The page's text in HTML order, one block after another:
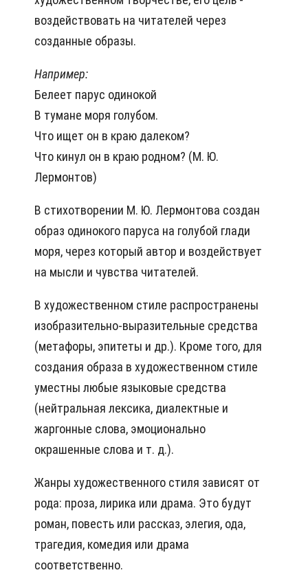
воздействовать на читателей через
созданные образы.
Например:
Белеет парус одинокой
В тумане моря голубом.
Что ищет он в краю далеком?
Что кинул он в краю родном? (М. Ю.
Лермонтов)
В стихотворении М. Ю. Лермонтова создан
образ одинокого паруса на голубой глади
моря, через который автор и воздействует
на мысли и чувства читателей.
В художественном стиле распространены
изобразительно-выразительные средства
(метафоры, эпитеты и др.). Кроме того, для
создания образа в художественном стиле
уместны любые языковые средства
(нейтральная лексика, диалектные и
жаргонные слова, эмоционально
окрашенные слова и т. д.).
Жанры художественного стиля зависят от
рода: проза, лирика или драма. Это будут
роман, повесть или рассказ, элегия, ода,
трагедия, комедия или драма
соответственно.